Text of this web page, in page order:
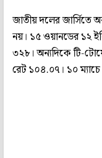
জাতীয় দলের জার্সিতে
নয়। ১৫ ওয়ানডের ১২
৩২৮। অন্যদিকে টি-
রেট ১০৪.০৭। ১০